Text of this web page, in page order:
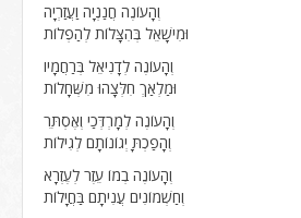
וְהָעוֹנֶה חֲנַנְיָה וַעֲזַרְיָה
וּמִישָׁאֵל בְּהִצָּלוֹת לְהַפְלוֹת
וְהָעוֹנֶה לְדָנִיאֵל בְּרַחֲמָיו
וּמַלְאַךְ חִלְּצָהוּ מִשְּׁחָלוֹת
וְהָעוֹנֶה לְמָרְדְּכַי וְאֶסְתֵּר
וְהָפַכְתָּ יְגוֹנוֹתָם לְגִילוֹת
וְהָעוֹנֶה בְמוֹ עֵזֶר לְעֶזְרָא
וְחַשְׁמוֹנִים עֲנִיתָם בַּחֲיָלוֹת